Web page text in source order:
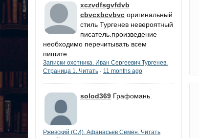
xczvdfsgvfdvb
cbvcxbcvbvc оригинальный
стиль Тургенев невероятный
писатель.произведение
необходимо перечитывать всем
пишите...
Записки охотника. Иван Сергеевич Тургенев.
Страница 1. Читать · 11 months ago
solod369 Графомань.
Ржевский (СИ). Афанасьев Семён. Читать